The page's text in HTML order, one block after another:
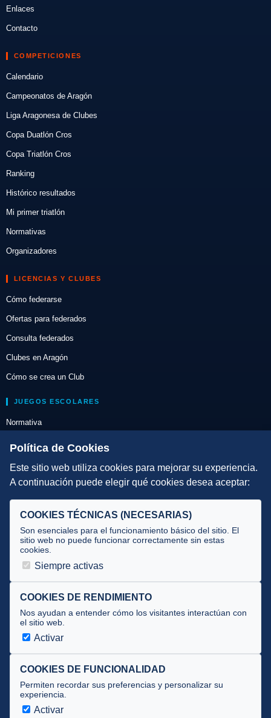
Enlaces
Contacto
COMPETICIONES
Calendario
Campeonatos de Aragón
Liga Aragonesa de Clubes
Copa Duatlón Cros
Copa Triatlón Cros
Ranking
Histórico resultados
Mi primer triatlón
Normativas
Organizadores
LICENCIAS Y CLUBES
Cómo federarse
Ofertas para federados
Consulta federados
Clubes en Aragón
Cómo se crea un Club
JUEGOS ESCOLARES
Normativa
Escuelas de Triatlón
DIRECCIÓN TÉCNICA
Selecciones
Tecnificación
JUECES Y OFICIALES
Documentos
Cursos
Circulares oficiales
Convocatorias y Equipaciones
Av. José Atarés 101, semisótano. 50018 Zaragoza
Política de Cookies
Este sitio web utiliza cookies para mejorar su experiencia.
A continuación puede elegir qué cookies desea aceptar:
COOKIES TÉCNICAS (NECESARIAS)
Son esenciales para el funcionamiento básico del sitio. El
sitio web no puede funcionar correctamente sin estas
cookies.
Siempre activas
COOKIES DE RENDIMIENTO
Nos ayudan a entender cómo los visitantes interactúan con
el sitio web.
Activar
COOKIES DE FUNCIONALIDAD
Permiten recordar sus preferencias y personalizar su
experiencia.
Activar